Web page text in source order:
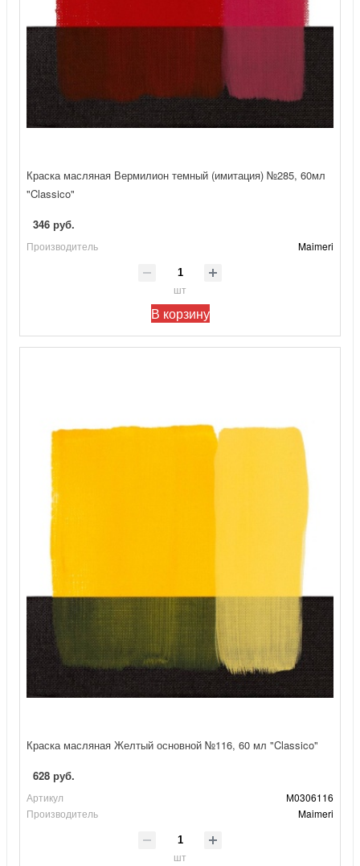
Краска масляная Вермилион темный (имитация) №285, 60мл
"Classico"
346 руб.
Производитель Maimeri
шт
В корзину
Краска масляная Желтый основной №116, 60 мл "Classico"
628 руб.
Артикул
М0306116
Производитель
Maimeri
шт